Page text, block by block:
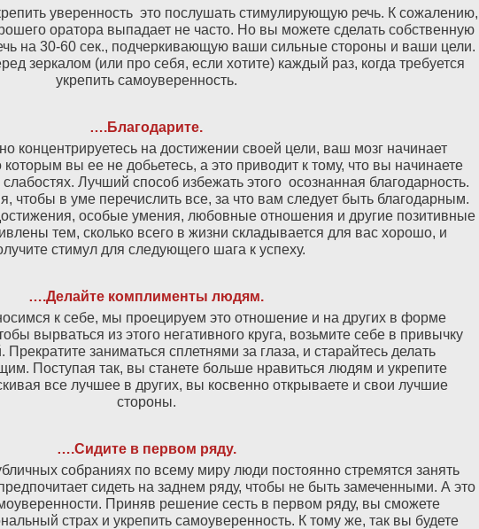
уверенность это послушать стимулирующую речь. К сожалению,
оратора выпадает не часто. Но вы можете сделать собственную
на 30-60 сек., подчеркивающую ваши сильные стороны и ваши цели.
зеркалом (или про себя, если хотите) каждый раз, когда требуется
укрепить самоуверенность.
….Благодарите.
концентрируетесь на достижении своей цели, ваш мозг начинает
вы ее не добьетесь, а это приводит к тому, что вы начинаете
Лучший способ избежать этого осознанная благодарность.
чтобы в уме перечислить все, за что вам следует быть благодарным.
особые умения, любовные отношения и другие позитивные
тем, сколько всего в жизни складывается для вас хорошо, и
стимул для следующего шага к успеху.
….Делайте комплименты людям.
к себе, мы проецируем это отношение и на других в форме
вырваться из этого негативного круга, возьмите себе в привычку
Прекратите заниматься сплетнями за глаза, и старайтесь делать
Поступая так, вы станете больше нравиться людям и укрепите
все лучшее в других, вы косвенно открываете и свои лучшие
стороны.
….Сидите в первом ряду.
собраниях по всему миру люди постоянно стремятся занять
сидеть на заднем ряду, чтобы не быть замеченными. А это
Приняв решение сесть в первом ряду, вы сможете
страх и укрепить самоуверенность. К тому же, так вы будете